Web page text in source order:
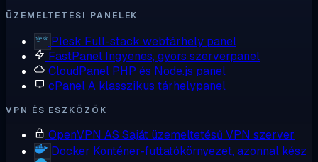
ÜZEMELTETÉSI PANELEK
Plesk Full-stack webtárhely panel
FastPanel Ingyenes, gyors szerverpanel
CloudPanel PHP és Node.js panel
cPanelA klasszikus tárhelypanel
VPN ÉS ESZKÖZÖK
OpenVPN AS Saját üzemeltetésű VPN szerver
Docker Konténer-futtatókörnyezet, azonnal kész